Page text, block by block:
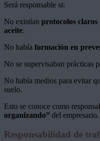
Será responsable si:
No existían protocolos
aceite.
No había formación en
No se supervisaban prácticas
No había medios para evitar
suelo.
Esto se conoce como
organizando” del empresario.
Responsabilidad de